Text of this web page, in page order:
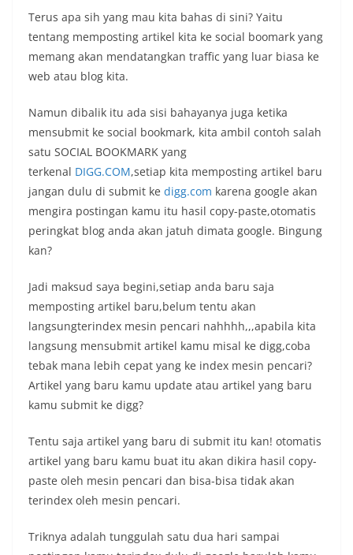
Terus apa sih yang mau kita bahas di sini? Yaitu
tentang memposting artikel kita ke social boomark yang
memang akan mendatangkan traffic yang luar biasa ke
web atau blog kita.
Namun dibalik itu ada sisi bahayanya juga ketika
mensubmit ke social bookmark, kita ambil contoh salah
satu SOCIAL BOOKMARK yang
terkenal DIGG.COM,setiap kita memposting artikel baru
jangan dulu di submit ke digg.com karena google akan
mengira postingan kamu itu hasil copy-paste,otomatis
peringkat blog anda akan jatuh dimata google. Bingung
kan?
Jadi maksud saya begini,setiap anda baru saja
memposting artikel baru,belum tentu akan
langsungterindex mesin pencari nahhhh,,,apabila kita
langsung mensubmit artikel kamu misal ke digg,coba
tebak mana lebih cepat yang ke index mesin pencari?
Artikel yang baru kamu update atau artikel yang baru
kamu submit ke digg?
Tentu saja artikel yang baru di submit itu kan! otomatis
artikel yang baru kamu buat itu akan dikira hasil copy-
paste oleh mesin pencari dan bisa-bisa tidak akan
terindex oleh mesin pencari.
Triknya adalah tunggulah satu dua hari sampai